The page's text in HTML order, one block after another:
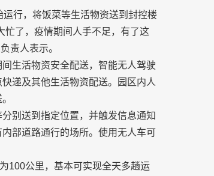
行，将饭菜等生活物资送到封控楼
忙了，疫情期间人手不足，有了这
责人表示。
生活物资安全配送，智能无人驾驶
递及其他生活物资配送。园区内人
别送到指定位置，并触发信息通知
部道路通行的场所。使用无人车可
100公里，基本可实现全天多趟运